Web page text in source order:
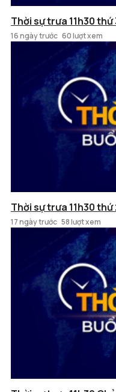
Thời sự trưa 11h30
16 ngày trước 60 lượt xem
Thời sự trưa 11h30
17 ngày trước 58 lượt xem